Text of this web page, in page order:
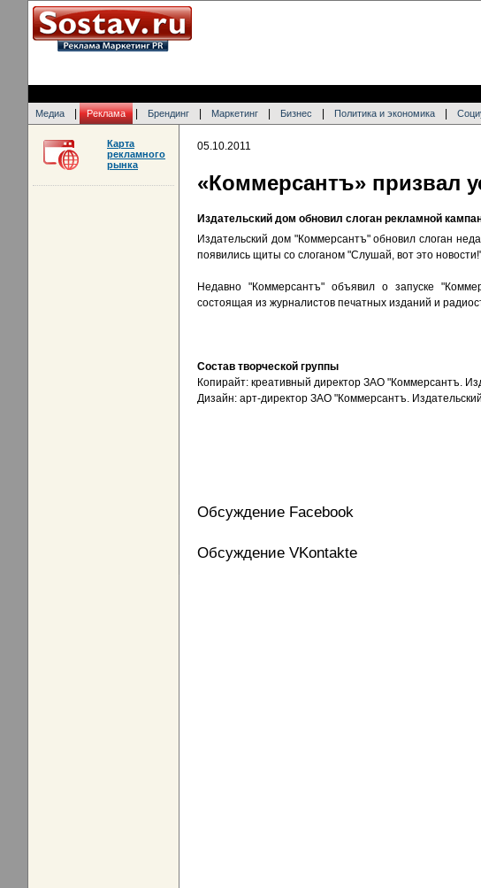
Медиа Реклама Брендинг Маркетинг Бизнес Политика и экономика
05.10.2011
«Коммерсантъ» призвал
Издательский дом обновил слоган рекламной
Издательский дом "Коммерсантъ" обновил слоган
появились щиты со слоганом "Слушай, вот это
Недавно "Коммерсантъ" объявил о запуске
состоящая из журналистов печатных изданий и
Состав творческой группы
Копирайт: креативный директор ЗАО "Коммерсантъ.
Дизайн: арт-директор ЗАО "Коммерсантъ.
Обсуждение Facebook
Обсуждение VKontakte
Карта
рекламного
рынка